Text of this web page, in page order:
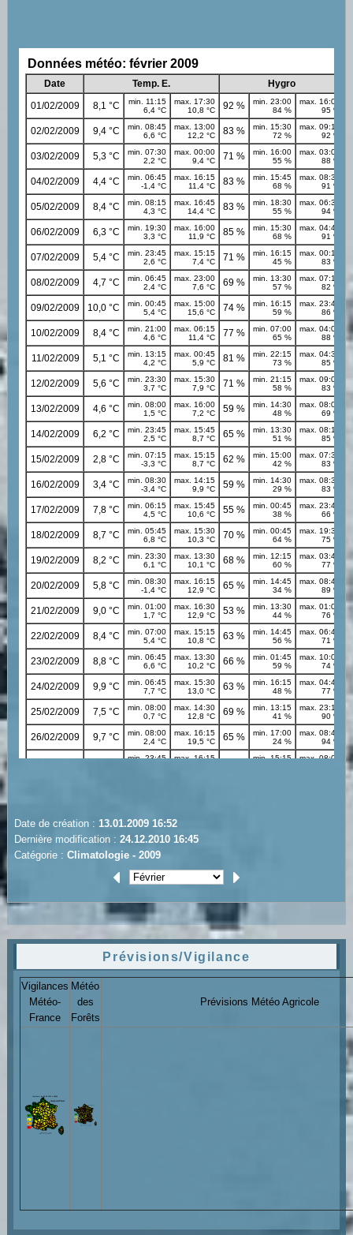
Date de création : 13.01.2009 16:52
Dernière modification : 24.12.2010 16:45
Catégorie : Climatologie - 2009
Prévisions/Vigilance
Vigilances
Météo-
France
Météo
des
Forêts
Prévisions Météo Agricole